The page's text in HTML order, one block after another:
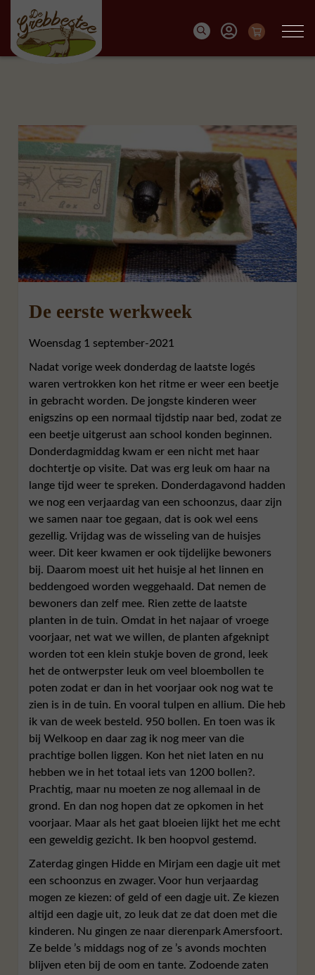
De eerste werkweek
Woensdag 1 september-2021
Nadat vorige week donderdag de laatste logés
waren vertrokken kon het ritme er weer een beetje
in gebracht worden. De jongste kinderen weer
enigszins op een normaal tijdstip naar bed, zodat ze
een beetje uitgerust aan school konden beginnen.
Donderdagmiddag kwam er een nicht met haar
dochtertje op visite. Dat was erg leuk om haar na
lange tijd weer te spreken. Donderdagavond hadden
we nog een verjaardag van een schoonzus, daar zijn
we samen naar toe gegaan, dat is ook wel eens
gezellig. Vrijdag was de wisseling van de huisjes
weer. Dit keer kwamen er ook tijdelijke bewoners
bij. Daarom moest uit het huisje al het linnen en
beddengoed worden weggehaald. Dat nemen de
bewoners dan zelf mee. Rien zette de laatste
planten in de tuin. Omdat in het najaar of vroege
voorjaar, net wat we willen, de planten afgeknipt
worden tot een klein stukje boven de grond, leek
het de ontwerpster leuk om veel bloembollen te
poten zodat er dan in het voorjaar ook nog wat te
zien is in de tuin. En vooral tulpen en allium. Die heb
ik van de week besteld. 950 bollen. En toen was ik
bij Welkoop en daar zag ik nog meer van die
prachtige bollen liggen. Kon het niet laten en nu
hebben we in het totaal iets van 1200 bollen?.
Prachtig, maar nu moeten ze nog allemaal in de
grond. En dan nog hopen dat ze opkomen in het
voorjaar. Maar als het gaat bloeien lijkt het me echt
een geweldig gezicht. Ik ben hoopvol gestemd.
Zaterdag gingen Hidde en Mirjam een dagje uit met
een schoonzus en zwager. Voor hun verjaardag
mogen ze kiezen: of geld of een dagje uit. Ze kiezen
altijd een dagje uit, zo leuk dat ze dat doen met die
kinderen. Nu gingen ze naar dierenpark Amersfoort.
Ze belde ’s middags nog of ze ’s avonds mochten
blijven eten bij de oom en tante. Zodoende zaten